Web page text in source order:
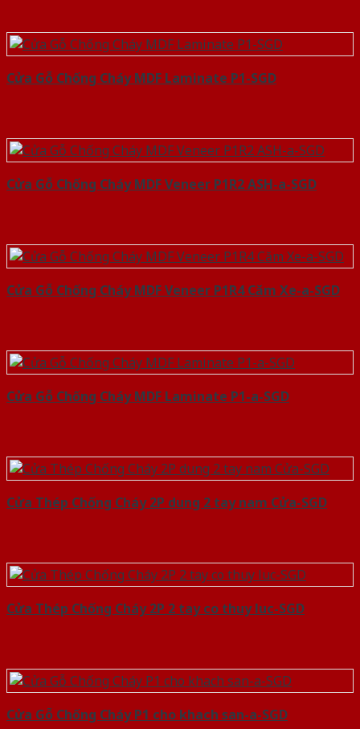
Cửa Gỗ Chống Cháy MDF Laminate P1-SGD
Cửa Gỗ Chống Cháy MDF Veneer P1R2 ASH-a-SGD
Cửa Gỗ Chống Cháy MDF Veneer P1R4 Căm Xe-a-SGD
Cửa Gỗ Chống Cháy MDF Laminate P1-a-SGD
Cửa Thép Chống Cháy 2P dung 2 tay nam Cửa-SGD
Cửa Thép Chống Cháy 2P 2 tay co thuy luc-SGD
Cửa Gỗ Chống Cháy P1 cho khach san-a-SGD